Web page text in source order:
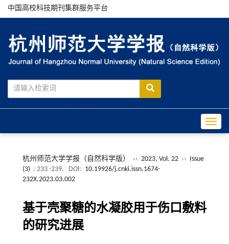
中国高校科技期刊集群服务平台
杭州师范大学学报（自然科学版） ›› 2023, Vol. 22 ›› Issue
(3) : 233 -239. DOI: 10.19926/j.cnki.issn.1674-
232X.2023.03.002
基于壳聚糖的水凝胶用于伤口敷料
的研究进展